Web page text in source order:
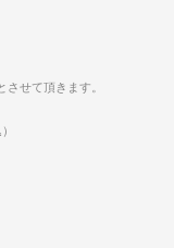
せて頂きます。